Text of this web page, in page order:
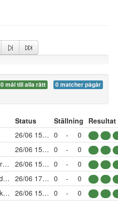
0 mål till alla rätt
0 matcher pågår
Status Ställning Resultat
26/06 15:00 0 -
0
26/06 15:00 0 -
0
IFK Norrköping 26/06 15:00 0 -
0
Djurgården 26/06 17:30 0 -
0
AFC Eskilstuna 26/06 15:00 0 -
0